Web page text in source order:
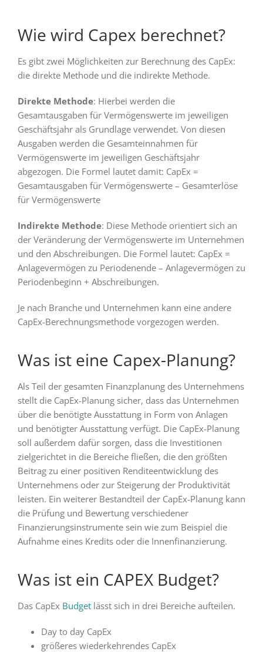
Wie wird Capex berechnet?
Es gibt zwei Möglichkeiten zur Berechnung des CapEx:
die direkte Methode und die indirekte Methode.
Direkte Methode: Hierbei werden die
Gesamtausgaben für Vermögenswerte im jeweiligen
Geschäftsjahr als Grundlage verwendet. Von diesen
Ausgaben werden die Gesamteinnahmen für
Vermögenswerte im jeweiligen Geschäftsjahr
abgezogen. Die Formel lautet damit: CapEx =
Gesamtausgaben für Vermögenswerte – Gesamterlöse
für Vermögenswerte
Indirekte Methode: Diese Methode orientiert sich an
der Veränderung der Vermögenswerte im Unternehmen
und den Abschreibungen. Die Formel lautet: CapEx =
Anlagevermögen zu Periodenende – Anlagevermögen zu
Periodenbeginn + Abschreibungen.
Je nach Branche und Unternehmen kann eine andere
CapEx-Berechnungsmethode vorgezogen werden.
Was ist eine Capex-Planung?
Als Teil der gesamten Finanzplanung des Unternehmens
stellt die CapEx-Planung sicher, dass das Unternehmen
über die benötigte Ausstattung in Form von Anlagen
und benötigter Ausstattung verfügt. Die CapEx-Planung
soll außerdem dafür sorgen, dass die Investitionen
zielgerichtet in die Bereiche fließen, die den größten
Beitrag zu einer positiven Renditeentwicklung des
Unternehmens oder zur Steigerung der Produktivität
leisten. Ein weiterer Bestandteil der CapEx-Planung kann
die Prüfung und Bewertung verschiedener
Finanzierungsinstrumente sein wie zum Beispiel die
Aufnahme eines Kredits oder die Innenfinanzierung.
Was ist ein CAPEX Budget?
Das CapEx Budgetlässt sich in drei Bereiche aufteilen.
Day to day CapEx
größeres wiederkehrendes CapEx